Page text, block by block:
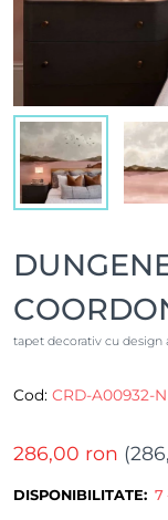
tapet decorativ cu design
Cod: CRD-A00932-N
286,00 ron (
DISPONIBILITATE: 7